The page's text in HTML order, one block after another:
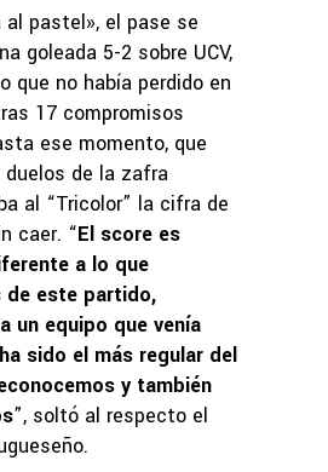
al pastel», el pase se
goleada 5-2 sobre UCV,
que no había perdido en
17 compromisos
ese momento, que
de la zafra
al “Tricolor” la cifra de
caer. “El score es
a lo que
de este partido,
un equipo que venía
sido el más regular del
y también
”, soltó al respecto el